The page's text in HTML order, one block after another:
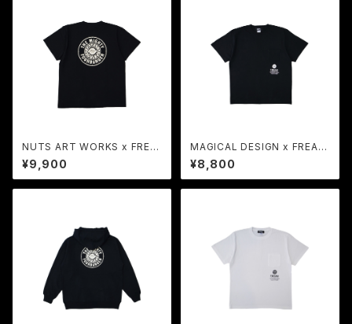
NUTS ART WORKS x FREA
K | COLLABORATION Tee
BK
¥9,900
MAGICAL DESIGN x FREAK
| COLLABORATION Tee BK
¥8,800